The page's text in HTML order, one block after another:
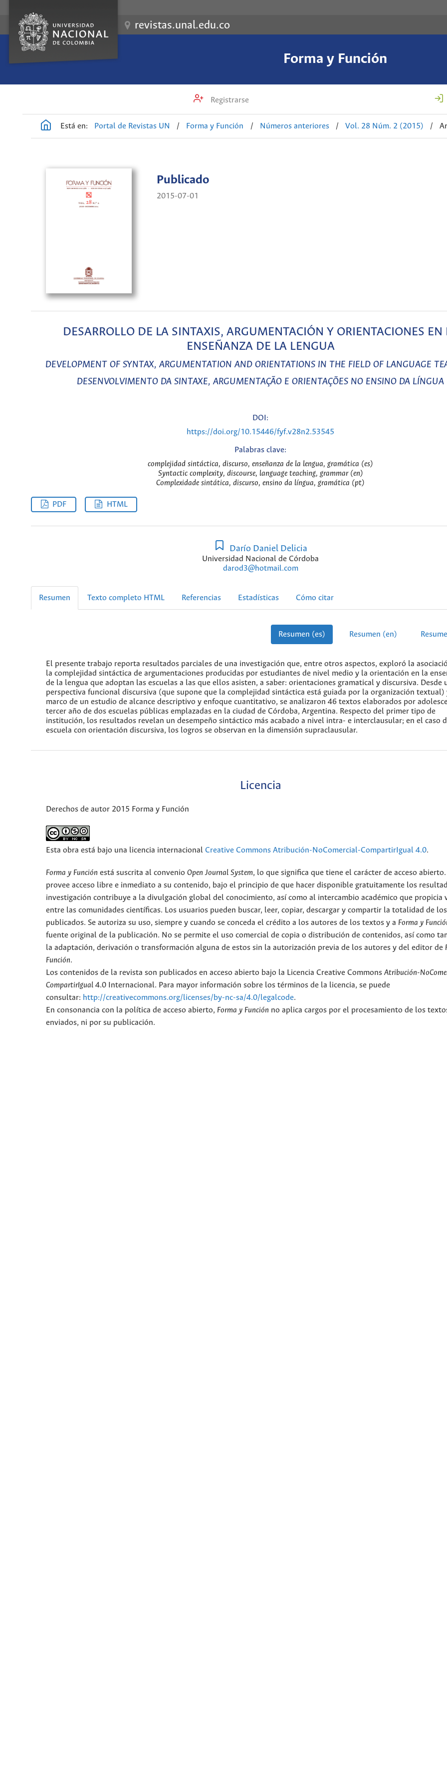
revistas.unal.edu.co
Forma y Función
Registrarse
Está en: Portal de Revistas UN / Forma y Función / Números anteriores / Vol. 28 Núm. 2 (2015) /
Publicado
2015-07-01
DESARROLLO DE LA SINTAXIS, ARGUMENTACIÓN Y ORIENTACIONES EN
ENSEÑANZA DE LA LENGUA
DEVELOPMENT OF SYNTAX, ARGUMENTATION AND ORIENTATIONS IN THE FIELD OF LANGUAGE
DESENVOLVIMENTO DA SINTAXE, ARGUMENTAÇÃO E ORIENTAÇÕES NO ENSINO DA LÍNGUA
DOI:
https://doi.org/10.15446/fyf.v28n2.53545
Palabras clave:
complejidad sintáctica, discurso, enseñanza de la lengua, gramática (es)
Syntactic complexity, discourse, language teaching, grammar (en)
Complexidade sintática, discurso, ensino da língua, gramática (pt)
PDF HTML
Darío Daniel Delicia
Universidad Nacional de Córdoba
darod3@hotmail.com
Resumen Texto completo HTML Referencias Estadísticas Cómo citar
Resumen (es) Resumen (en)
El presente trabajo reporta resultados parciales de una investigación que, entre otros aspectos, exploró la
la complejidad sintáctica de argumentaciones producidas por estudiantes de nivel medio y la orientación en la
de la lengua que adoptan las escuelas a las que ellos asisten, a saber: orientaciones gramatical y discursiva. Desde
perspectiva funcional discursiva (que supone que la complejidad sintáctica está guiada por la organización textual)
marco de un estudio de alcance descriptivo y enfoque cuantitativo, se analizaron 46 textos elaborados por
tercer año de dos escuelas públicas emplazadas en la ciudad de Córdoba, Argentina. Respecto del primer tipo de
institución, los resultados revelan un desempeño sintáctico más acabado a nivel intra- e interclausular; en el caso
escuela con orientación discursiva, los logros se observan en la dimensión supraclausular.
Licencia
Derechos de autor 2015 Forma y Función
Esta obra está bajo una licencia internacional Creative Commons Atribución-NoComercial-CompartirIgual 4.0.
Forma y Función está suscrita al convenio Open Journal System, lo que significa que tiene el carácter de acceso abierto.
provee acceso libre e inmediato a su contenido, bajo el principio de que hacer disponible gratuitamente los
investigación contribuye a la divulgación global del conocimiento, así como al intercambio académico que propicia
entre las comunidades científicas. Los usuarios pueden buscar, leer, copiar, descargar y compartir la totalidad de
publicados. Se autoriza su uso, siempre y cuando se conceda el crédito a los autores de los textos y a Forma y
fuente original de la publicación. No se permite el uso comercial de copia o distribución de contenidos, así como
la adaptación, derivación o transformación alguna de estos sin la autorización previa de los autores y del editor de
Función.
Los contenidos de la revista son publicados en acceso abierto bajo la Licencia Creative Commons Atribución-
CompartirIgual 4.0 Internacional. Para mayor información sobre los términos de la licencia, se puede
consultar: http://creativecommons.org/licenses/by-nc-sa/4.0/legalcode.
En consonancia con la política de acceso abierto, Forma y Función no aplica cargos por el procesamiento de los
enviados, ni por su publicación.